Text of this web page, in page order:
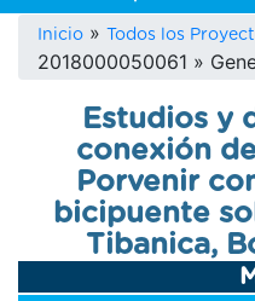
Sobrescribir
enlaces
ayuda
navegación
Inicio Todos los
2018000050061
Estudios y
conexión
Porvenir
bicipuente
Tibanica,